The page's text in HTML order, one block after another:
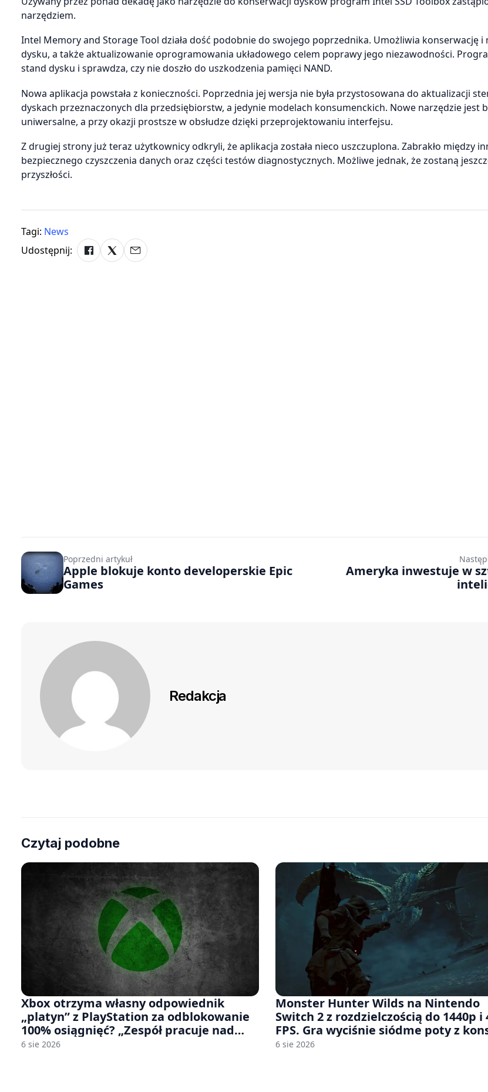
narzędziem.
Intel Memory and Storage Tool działa dość podobnie do swojego poprzednika. Umożliwia konserwację
dysku, a także aktualizowanie oprogramowania układowego celem poprawy jego niezawodności.
stand dysku i sprawdza, czy nie doszło do uszkodzenia pamięci NAND.
Nowa aplikacja powstała z konieczności. Poprzednia jej wersja nie była przystosowana do aktualizacji
dyskach przeznaczonych dla przedsiębiorstw, a jedynie modelach konsumenckich. Nowe narzędzie jest
uniwersalne, a przy okazji prostsze w obsłudze dzięki przeprojektowaniu interfejsu.
Z drugiej strony już teraz użytkownicy odkryli, że aplikacja została nieco uszczuplona. Zabrakło między
bezpiecznego czyszczenia danych oraz części testów diagnostycznych. Możliwe jednak, że zostaną
przyszłości.
Tagi: News
Udostępnij:
Poprzedni artykuł
Apple blokuje konto developerskie Epic
Games
Ameryka inwestuje w
Redakcja
Czytaj podobne
Xbox otrzyma własny odpowiednik
„platyn” z PlayStation za odblokowanie
100% osiągnięć? „Zespół pracuje nad
czymś, co ma się pojawić jeszcze w tym
6 sie 2026
Monster Hunter Wilds na Nintendo
Switch 2 z rozdzielczością do 1440p i
FPS. Gra wyciśnie siódme poty z
6 sie 2026